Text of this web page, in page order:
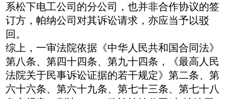
系松下电工公司的分公司，也并非合作协议的签
订方，帕纳公司对其诉讼请求，亦应当予以驳
回。
综上，一审法院依据《中华人民共和国合同法》
第八条、第四十四条、第九十四条，《最高人民
法院关于民事诉讼证据的若干规定》第二条、第
六十六条、第六十九条、第七十三条、第七十八